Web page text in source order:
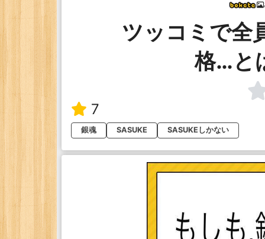
ツッコミで全
格…と
7
銀魂 SASUKE SASUKEしかない